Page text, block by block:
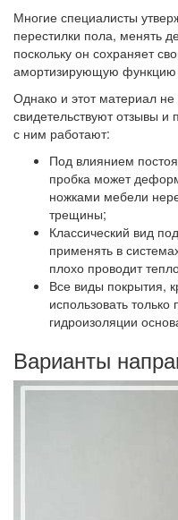
Многие специалисты
перестилки пола, менять
поскольку он сохраняет
амортизирующую функцию
Однако и этот материал
свидетельствуют отзывы и
с ним работают:
Под влиянием
пробка может
ножками мебели
трещины;
Классический вид
применять в
плохо проводит
Все виды покрытия,
использовать
гидроизоляции
Варианты